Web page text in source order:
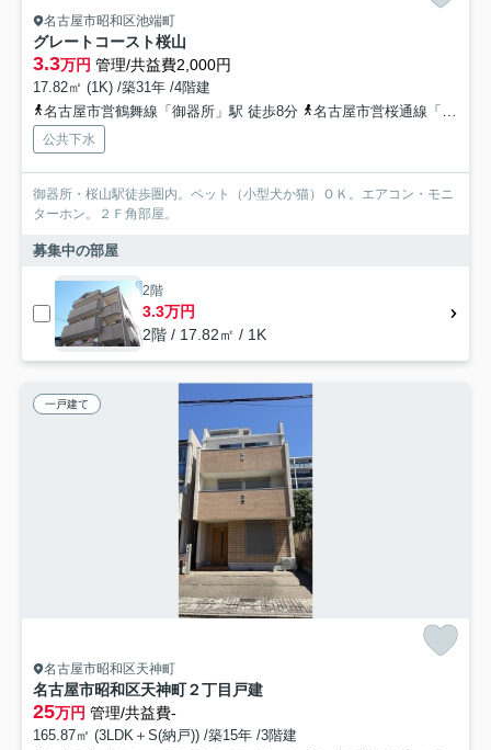
名古屋市昭和区池端町
グレートコースト桜山
3.3万円 管理/共益費2,000円
17.82㎡ (1K) /築31年 /4階建
名古屋市営鶴舞線「御器所」駅 徒歩8分
名古屋市営桜通線「桜山」駅 徒歩9分
公共下水
御器所・桜山駅徒歩圏内。ペット（小型犬か猫）ＯＫ。エアコン・モニ
ターホン。２Ｆ角部屋。
募集中の部屋
2階
3.3万円
2階 / 17.82㎡ / 1K
一戸建て
名古屋市昭和区天神町
名古屋市昭和区天神町２丁目戸建
25万円 管理/共益費-
165.87㎡ (3LDK＋S(納戸)) /築15年 /3階建